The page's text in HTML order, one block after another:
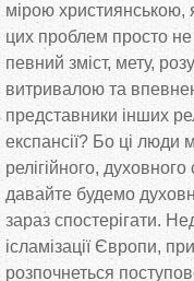
мірою християнською,
цих проблем просто
певний зміст, мету,
витривалою та
представники інших
експансії? Бо ці
релігійного,
давайте будемо
зараз спостерігати.
ісламізації Європи,
розпочнеться